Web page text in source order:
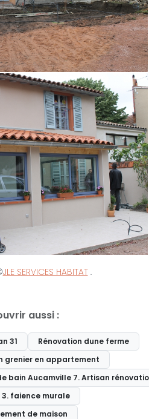
JLE SERVICES HABITAT.
aussi :
31
Rénovation dune ferme
grenier en appartement
Aucamville 7. Artisan
3. faience murale
de maison